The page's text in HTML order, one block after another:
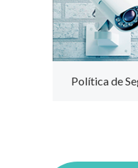
Política de